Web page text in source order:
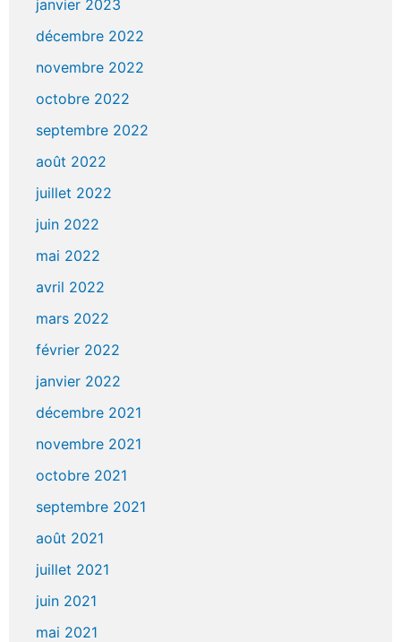
janvier 2023
décembre 2022
novembre 2022
octobre 2022
septembre 2022
août 2022
juillet 2022
juin 2022
mai 2022
avril 2022
mars 2022
février 2022
janvier 2022
décembre 2021
novembre 2021
octobre 2021
septembre 2021
août 2021
juillet 2021
juin 2021
mai 2021